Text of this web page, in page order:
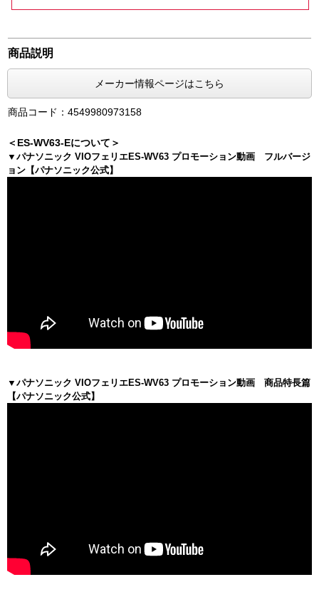
商品説明
メーカー情報ページはこちら
商品コード：4549980973158
＜ES-WV63-Eについて＞
▼パナソニック VIOフェリエES-WV63 プロモーション動画 フルバージ
ョン【パナソニック公式】
▼パナソニック VIOフェリエES-WV63 プロモーション動画 商品特長篇
【パナソニック公式】